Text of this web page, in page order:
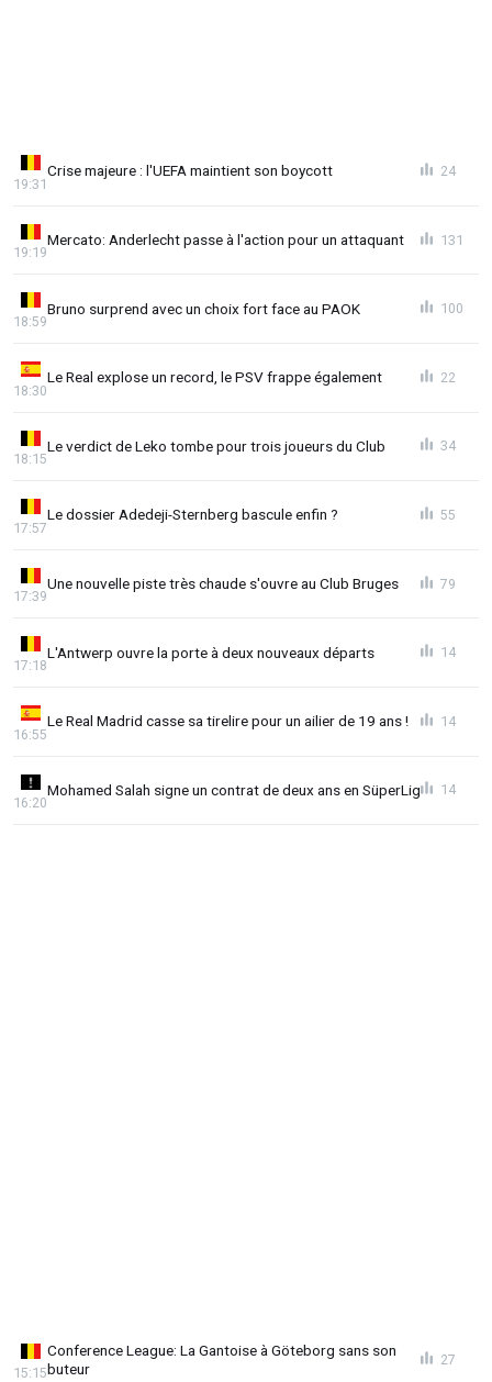
Crise majeure : l'UEFA maintient son boycott
19:31
24
Mercato: Anderlecht passe à l'action pour un attaquant
19:19
131
Bruno surprend avec un choix fort face au PAOK
18:59
100
Le Real explose un record, le PSV frappe également
18:30
22
Le verdict de Leko tombe pour trois joueurs du Club
18:15
34
Le dossier Adedeji-Sternberg bascule enfin ?
17:57
55
Une nouvelle piste très chaude s'ouvre au Club Bruges
17:39
79
L'Antwerp ouvre la porte à deux nouveaux départs
17:18
14
Le Real Madrid casse sa tirelire pour un ailier de 19 ans !
16:55
14
Mohamed Salah signe un contrat de deux ans en SüperLig
16:20
14
Conference League: La Gantoise à Göteborg sans son
buteur
15:15
27